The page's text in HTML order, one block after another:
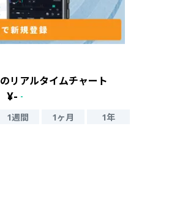
のリアルタイムチャート
¥- -
1週間 1ヶ月 1年